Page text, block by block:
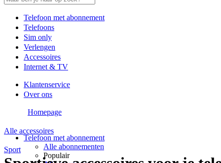
Telefoon met abonnement
Telefoons
Sim only
Verlengen
Accessoires
Internet & TV
Klantenservice
Over ons
Telefoon met abonnement
Alle abonnementen
Populair
Homepage
Alle accessoires
Sport